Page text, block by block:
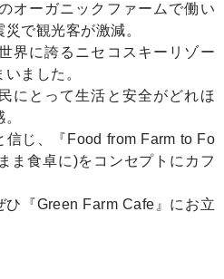
オーガニックファームで働い
で観光客が激減。
界に誇るニセコスキーリゾー
ました。
にとって生活と安全がどれほ
信じ、『Food from Farm to Fo
ま食卓に)をコンセプトにカフ
ひ『Green Farm Cafe』にお立